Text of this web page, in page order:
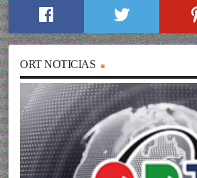
ORT NOTICIAS